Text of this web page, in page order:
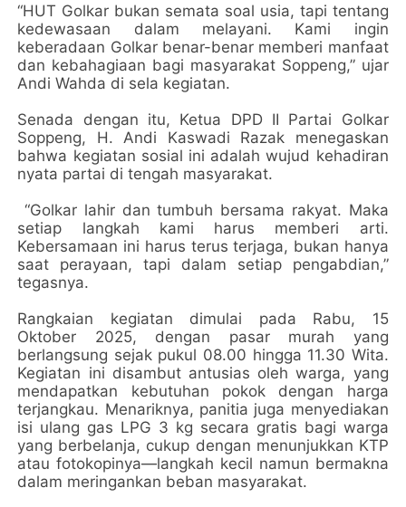
“HUT Golkar bukan semata soal usia, tapi tentang
kedewasaan dalam melayani. Kami ingin
keberadaan Golkar benar-benar memberi manfaat
dan kebahagiaan bagi masyarakat Soppeng,” ujar
Andi Wahda di sela kegiatan.
Senada dengan itu, Ketua DPD II Partai Golkar
Soppeng, H. Andi Kaswadi Razak menegaskan
bahwa kegiatan sosial ini adalah wujud kehadiran
nyata partai di tengah masyarakat.
“Golkar lahir dan tumbuh bersama rakyat. Maka
setiap langkah kami harus memberi arti.
Kebersamaan ini harus terus terjaga, bukan hanya
saat perayaan, tapi dalam setiap pengabdian,”
tegasnya.
Rangkaian kegiatan dimulai pada Rabu, 15
Oktober 2025, dengan pasar murah yang
berlangsung sejak pukul 08.00 hingga 11.30 Wita.
Kegiatan ini disambut antusias oleh warga, yang
mendapatkan kebutuhan pokok dengan harga
terjangkau. Menariknya, panitia juga menyediakan
isi ulang gas LPG 3 kg secara gratis bagi warga
yang berbelanja, cukup dengan menunjukkan KTP
atau fotokopinya—langkah kecil namun bermakna
dalam meringankan beban masyarakat.